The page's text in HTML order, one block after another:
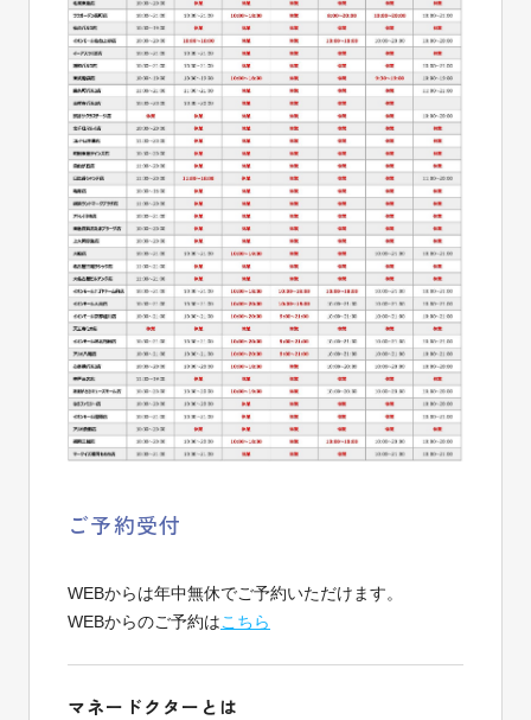
ご予約受付
WEBからは年中無休でご予約いただけます。
WEBからのご予約はこちら
マネードクターとは